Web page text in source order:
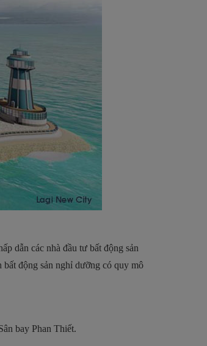
dẫn các nhà đầu tư bất động sản
động sản nghỉ dưỡng có quy mô
bay Phan Thiết.